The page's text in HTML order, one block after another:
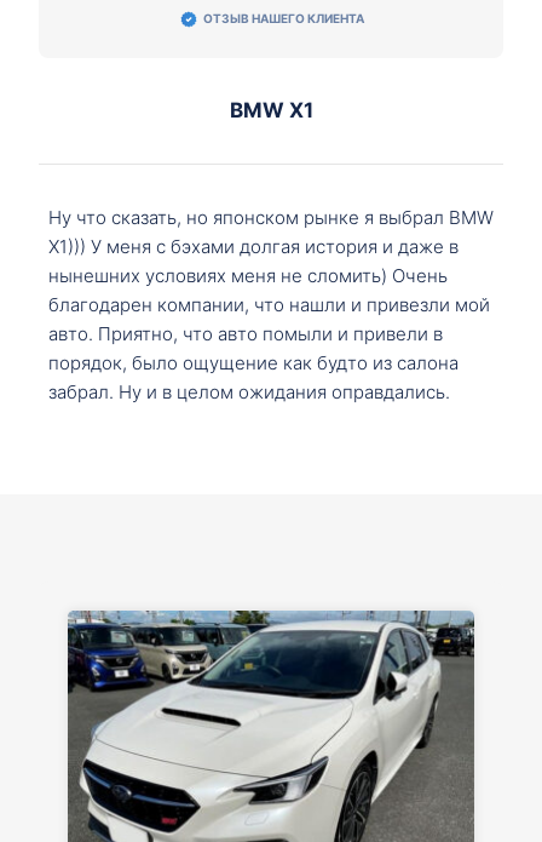
ОТЗЫВ НАШЕГО КЛИЕНТА
BMW X1
Ну что сказать, но японском рынке я выбрал BMW
X1))) У меня с бэхами долгая история и даже в
нынешних условиях меня не сломить) Очень
благодарен компании, что нашли и привезли мой
авто. Приятно, что авто помыли и привели в
порядок, было ощущение как будто из салона
забрал. Ну и в целом ожидания оправдались.